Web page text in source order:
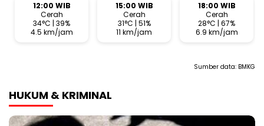
12:00 WIB
Cerah
34°C | 39%
4.5 km/jam
15:00 WIB
Cerah
31°C | 51%
11 km/jam
18:00 WIB
Cerah
28°C | 67%
6.9 km/jam
Sumber data: BMKG
HUKUM & KRIMINAL